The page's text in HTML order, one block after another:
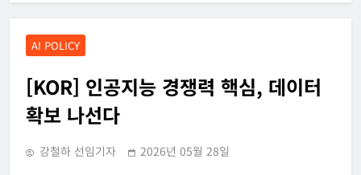
AI POLICY
[KOR] 인공지능 경쟁력 핵심, 데이터
확보 나선다
강철하 선임기자 2026년 05월 28일